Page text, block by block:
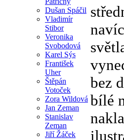
Dušan Spáčil
Vladimír
Stibor
Veronika
Svobodová
Karel Sýs
František
Uher
Štěpán
Votoček
Zora Wildová
Jan Zeman
Stanislav
Zeman
Jiří Žáček
bez
bílé